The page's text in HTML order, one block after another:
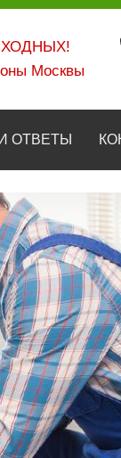
Москвы
ОТВЕТЫ